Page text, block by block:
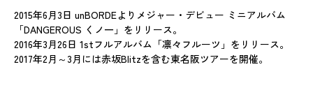
2015年6月3日 unBORDEよりメジャー・デビュー ミニアルバム
「DANGEROUS くノ一」をリリース。
2016年3月26日 1stフルアルバム「凛々フルーツ」をリリース。
2017年2月～3月には赤坂Blitzを含む東名阪ツアーを開催。